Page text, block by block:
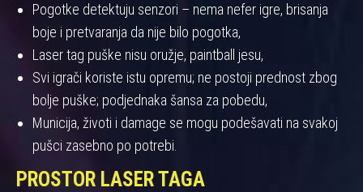
Pogotke detektuju senzori – nema nefer igre, brisanja
boje i pretvaranja da nije bilo pogotka,
Laser tag puške nisu oružje, paintball jesu,
Svi igrači koriste istu opremu; ne postoji prednost zbog
bolje puške; podjednaka šansa za pobedu,
Municija, životi i damage se mogu podešavati na svakoj
pušci zasebno po potrebi.
PROSTOR LASER TAGA